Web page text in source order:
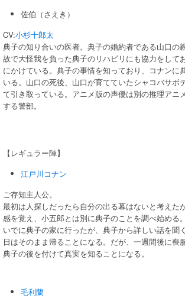
佐伯（さえき）
CV:小杉十郎太
典子の知り合いの医者。典子の婚約者である山口の
故で大怪我を負った典子のリハビリにも協力をして
にかけている。典子の事情を知っており、コナンに
いる。山口の死後、山口が育てていたシャコバサボ
て引き取っている。アニメ版の声優は別の推理アニ
する警部。
【レギュラー陣】
江戸川コナン
ご存知主人公。
最初は人探しだったら自分の出る幕はないと考えた
感を覚え、小五郎とは別に典子のことを調べ始める
いでに典子の家に行ったが、典子から詳しい話を聞
日はそのまま帰ることになる。だが、一週間後に喪
典子の後を付けて真実を知ることになる。
毛利蘭